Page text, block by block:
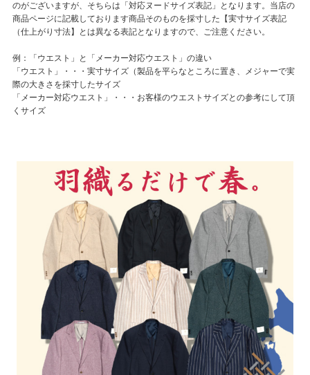
のがございますが、そちらは「対応ヌードサイズ表記」となります。当店の
商品ページに記載しております商品そのものを採寸した【実寸サイズ表記
（仕上がり寸法】とは異なる表記となりますので、ご注意ください。
例：「ウエスト」と「メーカー対応ウエスト」の違い
「ウエスト」・・・実寸サイズ（製品を平らなところに置き、メジャーで実
際の大きさを採寸したサイズ
「メーカー対応ウエスト」・・・お客様のウエストサイズとの参考にして頂
くサイズ